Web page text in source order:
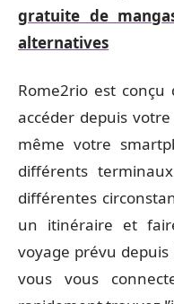
gratuite de
alternatives
Rome2rio est
accéder depuis
même votre
différents
différentes
un itinéraire et
voyage prévu depuis
vous vous